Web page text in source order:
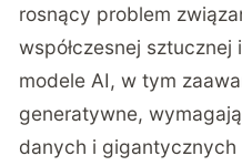
rosnący problem
współczesnej
modele AI, w tym
generatywne,
danych i